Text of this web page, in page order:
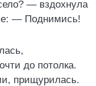
— вздохнула
— Поднимись!
до потолка.
прищурилась.